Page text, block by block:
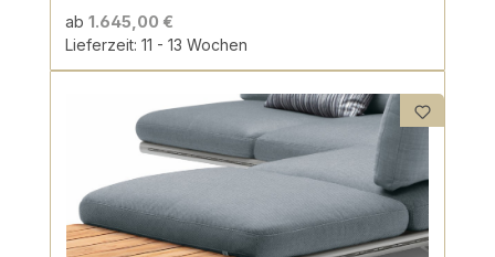
ab 1.645,00 €
Lieferzeit: 11 - 13 Wochen